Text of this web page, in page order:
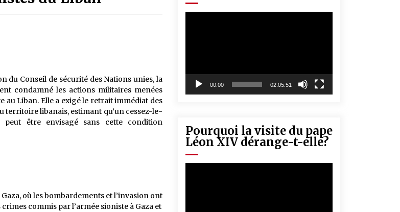
5 ans ago
Tradition orale/ D’où viennent les
contes et à quoi servent-ils?
5 ans ago
du Conseil de sécurité des Nations unies, la
condamné les actions militaires menées
au Liban. Elle a exigé le retrait immédiat des
territoire libanais, estimant qu’un cessez-le-
être envisagé sans cette condition
où les bombardements et l’invasion ont
commis par l’armée sioniste à Gaza et
00:00 02:05:51
Pourquoi la visite du pape
Léon XIV dérange-t-elle?